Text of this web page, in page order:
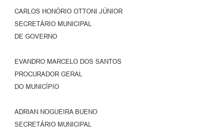
CARLOS HONÓRIO OTTONI JÚNIOR
SECRETÁRIO MUNICIPAL
DE GOVERNO
EVANDRO MARCELO DOS SANTOS
PROCURADOR GERAL
DO MUNICÍPIO
ADRIAN NOGUEIRA BUENO
SECRETÁRIO MUNICIPAL